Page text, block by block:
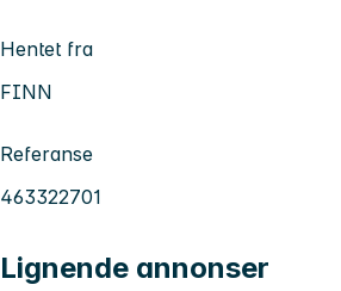
Hentet fra
FINN
Referanse
463322701
Lignende annonser